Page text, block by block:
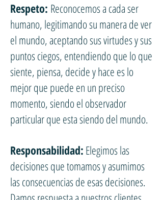
Respeto: Reconocemos a cada ser
humano, legitimando su manera de ver
el mundo, aceptando sus virtudes y sus
puntos ciegos, entendiendo que lo que
siente, piensa, decide y hace es lo
mejor que puede en un preciso
momento, siendo el observador
particular que esta siendo del mundo.
Responsabilidad: Elegimos las
decisiones que tomamos y asumimos
las consecuencias de esas decisiones.